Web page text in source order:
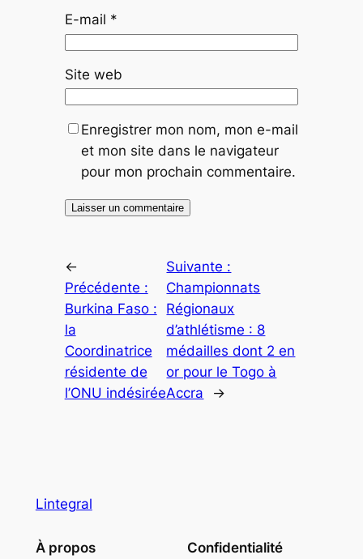
E-mail *
Site web
Enregistrer mon nom, mon e-mail
et mon site dans le navigateur
pour mon prochain commentaire.
←
Précédente :
Burkina Faso :
la
Coordinatrice
résidente de
l’ONU indésirée
Suivante :
Championnats
Régionaux
d’athlétisme : 8
médailles dont 2 en
or pour le Togo à
Accra
→
Lintegral
À propos Confidentialité